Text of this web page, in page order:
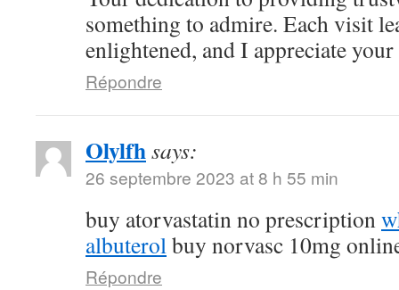
something to admire. Each visit
enlightened, and I appreciate
Répondre
Olylfhsays:
26 septembre 2023 at 8 h 55 min
buy atorvastatin no prescription
albuterolbuy norvasc 10mg
Répondre